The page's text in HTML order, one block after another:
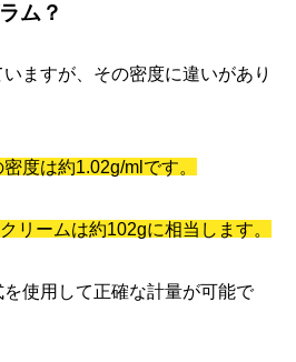
ム？
ますが、その密度に違いがあり
度は約1.02g/mlです。
リームは約102gに相当します。
使用して正確な計量が可能で